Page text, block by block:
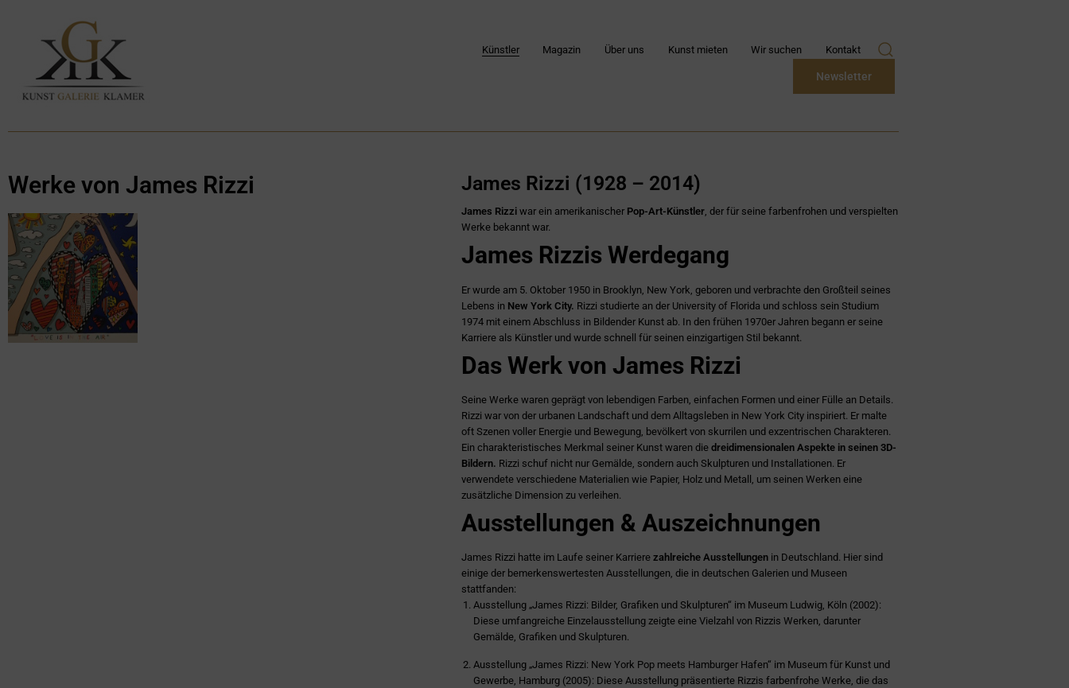
Künstler Magazin Über uns Kunst mieten Wir suchen Kontakt
Newsletter
Werke von James Rizzi James Rizzi (1928 – 2014)
James Rizzi war ein amerikanischer Pop-Art-Künstler, der für seine farbenfrohen und verspielten
Werke bekannt war.
James Rizzis Werdegang
Er wurde am 5. Oktober 1950 in Brooklyn, New York, geboren und verbrachte den Großteil seines
Lebens in New York City. Rizzi studierte an der University of Florida und schloss sein Studium
1974 mit einem Abschluss in Bildender Kunst ab. In den frühen 1970er Jahren begann er seine
Karriere als Künstler und wurde schnell für seinen einzigartigen Stil bekannt.
Das Werk von James Rizzi
Seine Werke waren geprägt von lebendigen Farben, einfachen Formen und einer Fülle an Details.
Rizzi war von der urbanen Landschaft und dem Alltagsleben in New York City inspiriert. Er malte
oft Szenen voller Energie und Bewegung, bevölkert von skurrilen und exzentrischen Charakteren.
Ein charakteristisches Merkmal seiner Kunst waren die dreidimensionalen Aspekte in seinen 3D-
Bildern. Rizzi schuf nicht nur Gemälde, sondern auch Skulpturen und Installationen. Er
verwendete verschiedene Materialien wie Papier, Holz und Metall, um seinen Werken eine
zusätzliche Dimension zu verleihen.
Ausstellungen & Auszeichnungen
James Rizzi hatte im Laufe seiner Karriere zahlreiche Ausstellungen in Deutschland. Hier sind
einige der bemerkenswertesten Ausstellungen, die in deutschen Galerien und Museen
stattfanden:
Ausstellung „James Rizzi: Bilder, Grafiken und Skulpturen“ im Museum Ludwig, Köln (2002):
Diese umfangreiche Einzelausstellung zeigte eine Vielzahl von Rizzis Werken, darunter
Gemälde, Grafiken und Skulpturen.
Ausstellung „James Rizzi: New York Pop meets Hamburger Hafen“ im Museum für Kunst und
Gewerbe, Hamburg (2005): Diese Ausstellung präsentierte Rizzis farbenfrohe Werke, die das